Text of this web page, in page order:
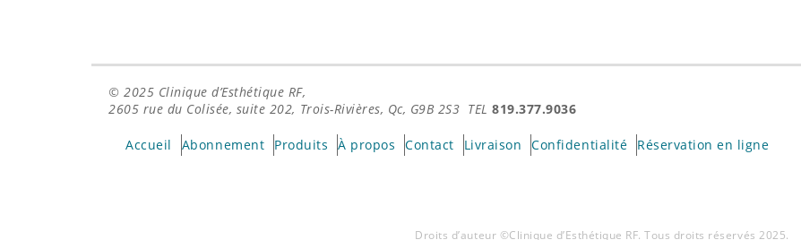
© 2025 Clinique d’Esthétique RF,
2605 rue du Colisée, suite 202, Trois-Rivières, Qc, G9B 2S3 TEL819.377.9036
Accueil Abonnement Produits À propos Contact Livraison Confidentialité Réservation en ligne
Droits d’auteur ©Clinique d’Esthétique RF. Tous droits réservés 2025.